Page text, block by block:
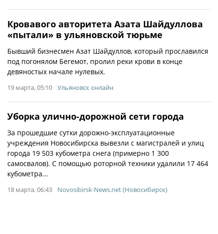
Кровавого авторитета Азата Шайдуллова
«пытали» в ульяновской тюрьме
Бывший бизнесмен Азат Шайдуллов, который прославился
под погонялом Бегемот, пролил реки крови в конце
девяностых начале нулевых.
19 марта, 05:10 Ульяновск онлайн
Уборка улично-дорожной сети города
За прошедшие сутки дорожно-эксплуатационные
учреждения Новосибирска вывезли с магистралей и улиц
города 19 503 кубометра снега (примерно 1 300
самосвалов). С помощью роторной техники удалили 17 464
кубометра...
18 марта, 06:43 Novosibirsk-News.net (Новосибирск)